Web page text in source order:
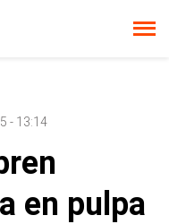
- 13:14
en pulpa